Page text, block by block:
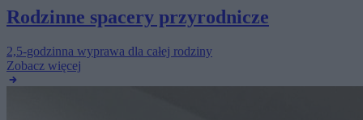
Rodzinne spacery przyrodnicze
2,5-godzinna wyprawa dla całej rodziny
Zobacz więcej